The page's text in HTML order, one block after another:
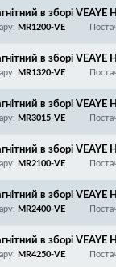
в зборі
+ комплект
MR1200-VE
в зборі
Q7553A/Canon
MR1320-VE
в зборі
3035/Pro M521/
MR3015-VE
в зборі
3035/Pro M521/
MR2100-VE
в зборі
6330, Q6511A/
MR2400-VE
в зборі
MR4250-VE